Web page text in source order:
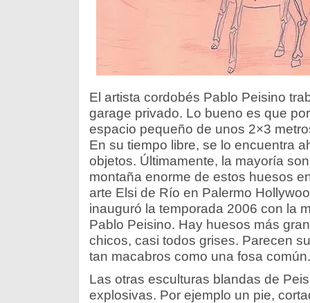
El artista cordobés Pablo Peisino
garage privado. Lo bueno es que
espacio pequeño de unos 2×3
En su tiempo libre, se lo encuentra
objetos. Últimamente, la mayoría
montaña enorme de estos huesos
arte Elsi de Río en Palermo
inauguró la temporada 2006 con la
Pablo Peisino. Hay huesos más
chicos, casi todos grises. Parecen
tan macabros como una fosa común.
Las otras esculturas blandas de
explosivas. Por ejemplo un pie,